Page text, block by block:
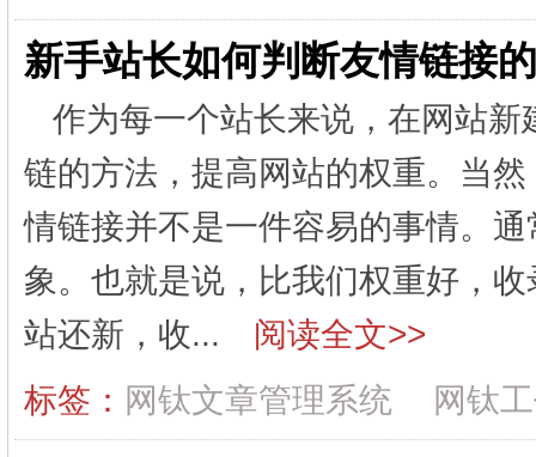
新手站长如何判断友情链接
作为每一个站长来说，在网站
链的方法，提高网站的权重。当
情链接并不是一件容易的事情。
象。也就是说，比我们权重好，
站还新，收...
阅读全文>>
标签： 网钛文章管理系统 网钛